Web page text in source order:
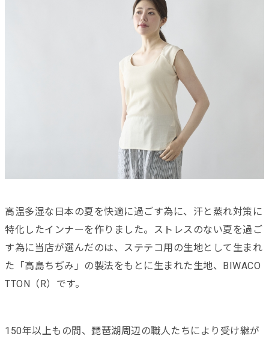
高温多湿な日本の夏を快適に過ごす為に、汗と蒸れ対策に
特化したインナーを作りました。ストレスのない夏を過ご
す為に当店が選んだのは、ステテコ用の生地として生まれ
た「高島ちぢみ」の製法をもとに生まれた生地、BIWACO
TTON（R）です。
150年以上もの間、琵琶湖周辺の職人たちにより受け継が